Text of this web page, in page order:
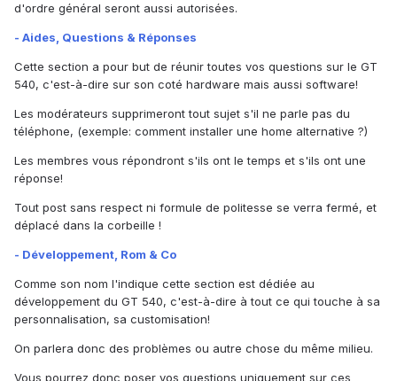
d'ordre général seront aussi autorisées.
- Aides, Questions & Réponses
Cette section a pour but de réunir toutes vos questions sur le GT
540, c'est-à-dire sur son coté hardware mais aussi software!
Les modérateurs supprimeront tout sujet s'il ne parle pas du
téléphone, (exemple: comment installer une home alternative ?)
Les membres vous répondront s'ils ont le temps et s'ils ont une
réponse!
Tout post sans respect ni formule de politesse se verra fermé, et
déplacé dans la corbeille !
- Développement, Rom & Co
Comme son nom l'indique cette section est dédiée au
développement du GT 540, c'est-à-dire à tout ce qui touche à sa
personnalisation, sa customisation!
On parlera donc des problèmes ou autre chose du même milieu.
Vous pourrez donc poser vos questions uniquement sur ces